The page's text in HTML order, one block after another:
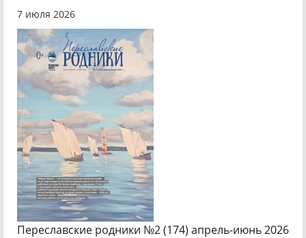
7 июля 2026
Переславские родники №2 (174) апрель-июнь 2026